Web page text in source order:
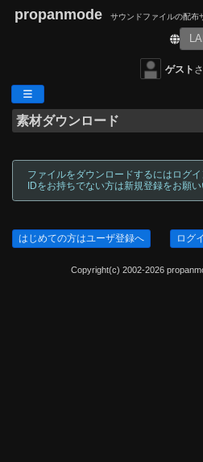
propanmode サウンドファイルの配布
ゲスト
素材ダウンロード
ファイルをダウンロードするにはログ
IDをお持ちでない方は新規登録をお願い
はじめての方はユーザ登録へ ログ
Copyright(c) 2002-2026